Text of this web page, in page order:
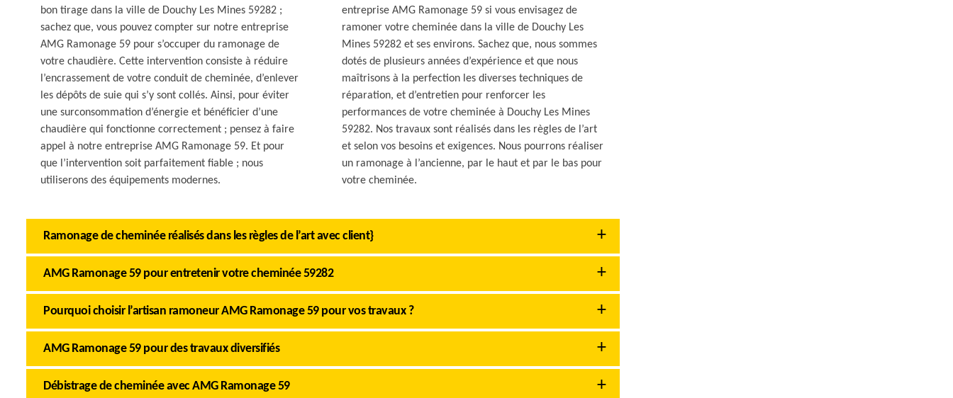
bon tirage dans la ville de Douchy Les Mines 59282 ;
sachez que, vous pouvez compter sur notre entreprise
AMG Ramonage 59 pour s’occuper du ramonage de
votre chaudière. Cette intervention consiste à réduire
l’encrassement de votre conduit de cheminée, d’enlever
les dépôts de suie qui s’y sont collés. Ainsi, pour éviter
une surconsommation d’énergie et bénéficier d’une
chaudière qui fonctionne correctement ; pensez à faire
appel à notre entreprise AMG Ramonage 59. Et pour
que l’intervention soit parfaitement fiable ; nous
utiliserons des équipements modernes.
entreprise AMG Ramonage 59 si vous envisagez de
ramoner votre cheminée dans la ville de Douchy Les
Mines 59282 et ses environs. Sachez que, nous sommes
dotés de plusieurs années d’expérience et que nous
maîtrisons à la perfection les diverses techniques de
réparation, et d’entretien pour renforcer les
performances de votre cheminée à Douchy Les Mines
59282. Nos travaux sont réalisés dans les règles de l’art
et selon vos besoins et exigences. Nous pourrons réaliser
un ramonage à l’ancienne, par le haut et par le bas pour
votre cheminée.
Ramonage de cheminée réalisés dans les règles de l’art avec client}
AMG Ramonage 59 pour entretenir votre cheminée 59282
Pourquoi choisir l’artisan ramoneur AMG Ramonage 59 pour vos travaux ?
AMG Ramonage 59 pour des travaux diversifiés
Débistrage de cheminée avec AMG Ramonage 59